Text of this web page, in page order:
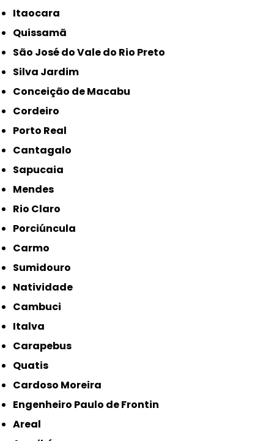
Itaocara
Quissamã
São José do Vale do Rio Preto
Silva Jardim
Conceição de Macabu
Cordeiro
Porto Real
Cantagalo
Sapucaia
Mendes
Rio Claro
Porciúncula
Carmo
Sumidouro
Natividade
Cambuci
Italva
Carapebus
Quatis
Cardoso Moreira
Engenheiro Paulo de Frontin
Areal